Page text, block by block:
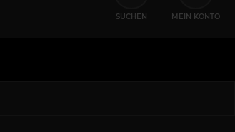
SUCHEN MEIN KONTO